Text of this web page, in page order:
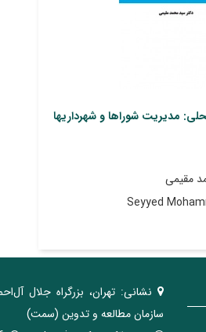
مدیریت شوراها و شهرداریها
مقیمی
Seyyed
نشانی: تهران، ‌بزرگراه ‌جلال
سازمان مطالعه و تدوین‌ (سمت)